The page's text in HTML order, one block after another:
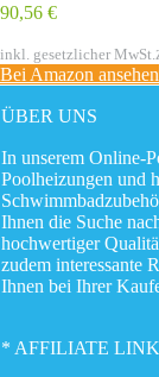
90,56 €
inkl. gesetzlicher MwSt.
Bei Amazon ansehen
ÜBER UNS
In unserem Online-
Poolheizungen und
Ihnen die Suche
hochwertiger
zudem interessante
Ihnen bei Ihrer
* AFFILIATE